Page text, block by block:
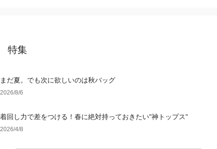
特集
まだ夏。でも次に欲しいのは秋バッグ
2026/8/6
着回し力で差をつける！春に絶対持っておきたい"神トップス"
2026/4/8